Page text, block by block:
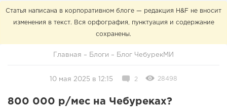
Статья написана в корпоративном блоге — редакция H&F не вносит
изменения в текст. Вся орфография, пунктуация и содержание
сохранены.
Главная – Блоги – Блог ЧебурекМИ
10 мая 2025 в 12:15 2 28498
800 000 р/мес на Чебуреках?